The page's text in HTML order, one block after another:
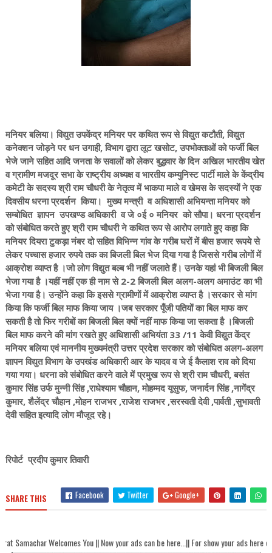
मनियर बलिया। विद्युत उपकेंद्र मनियर पर कथित रूप से विद्युत कटौती, विद्युत
कनेक्शन जोड़ने पर धन उगाही, विभाग द्वारा लूट खसोट, उपभोक्ताओं को फर्जी बिल
भेजे जाने सहित आदि जनता के सवालों को लेकर बुद्धवार के दिन अखिल भारतीय खेत
व ग्रामीण मजदूर सभा के राष्ट्रीय अध्यक्ष व भारतीय कम्युनिस्ट पार्टी माले के केंद्रीय
कमेटी के सदस्य श्री राम चौधरी के नेतृत्व में भाकपा माले व खेमस के सदस्यों ने एक
दिवसीय धरना प्रदर्शन किया। मुख्य मन्त्री व अधिशासी अभियन्ता मनियर को
सम्बोधित ज्ञापन उपखण्ड अघिकारी व जे ०ई ० मनियर को सौपा। धरना प्रदर्शन
को संबोधित करते हुए श्री राम चौधरी ने कथित रूप से आरोप लगाते हुए कहा कि
मनियर दियरा टुकड़ा नंबर दो सहित विभिन्न गांव के गरीब घरों में बीस हजार रूपये से
लेकर पच्चास हजार रुपये तक का बिजली बिल भेज दिया गया है जिससे गरीब लोगों में
आक्रोश व्याप्त है ।जो लोग विद्युत बल्ब भी नहीं जलाते हैं। उनके यहां भी बिजली बिल
भेजा गया है ।यहीं नहीं एक ही नाम से 2-2 बिजली बिल अलग-अलग अमाउंट का भी
भेजा गया है। उन्होंने कहा कि इससे ग्रामीणों में आक्रोश व्याप्त है ।सरकार से मांग
किया कि फर्जी बिल माफ किया जाय ।जब सरकार पूँजी पतियों का बिल माफ कर
सकती है तो फिर गरीबों का बिजली बिल क्यों नहीं माफ किया जा सकता है ।बिजली
बिल माफ करने की मांग रखते हुए अधिशासी अभियंता 33 /11 केवी विद्युत केंद्र
मनियर बलिया एवं माननीय मुख्यमंत्री उत्तर प्रदेश सरकार को संबोधित अलग-अलग
ज्ञापन विद्युत विभाग के उपखंड अधिकारी आर के यादव व जे ई कैलाश राव को दिया
गया गया। धरना को संबोधित करने वाले में प्रमुख रूप से श्री राम चौधरी, बसंत
कुमार सिंह उर्फ मुन्नी सिंह ,राधेश्याम चौहान, मोहम्मद यूसुफ, जनार्दन सिंह ,नागेंद्र
कुमार, शैलेंद्र चौहान ,मोहन राजभर ,राजेश राजभर ,सरस्वती देवी ,पार्वती ,सुभावती
देवी सहित इत्यादि लोग मौजूद रहे।
रिपोर्ट प्रदीप कुमार तिवारी
SHARE THIS Facebook Twitter Google+
You || Now your ads can be here...|| For show your ads here contact